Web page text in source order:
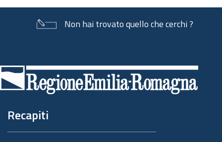
Non hai trovato quello che cerchi ?
di
pagina
Recapiti